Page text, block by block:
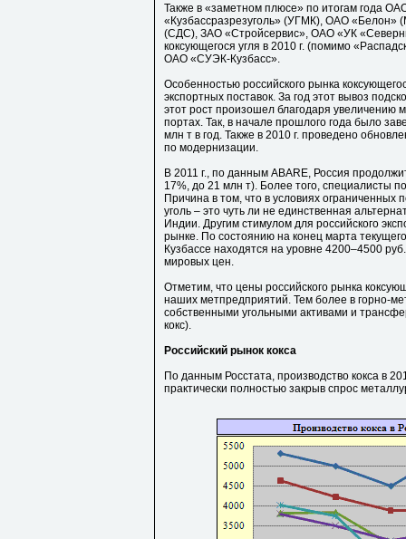
Также в «заметном плюсе» по итогам года
«Кузбассразрезуголь» (УГМК), ОАО
(СДС), ЗАО «Стройсервис», ОАО «УК
коксующегося угля в 2010 г. (помимо
ОАО «СУЭК-Кузбасс».
Особенностью российского рынка
экспортных поставок. За год этот вывоз
этот рост произошел благодаря увеличению
портах. Так, в начале прошлого года было
млн т в год. Также в 2010 г. проведено
по модернизации.
В 2011 г., по данным ABARE, Россия
17%, до 21 млн т). Более того, специалисты
Причина в том, что в условиях ограниченных
уголь – это чуть ли не единственная
Индии. Другим стимулом для российского
рынке. По состоянию на конец марта
Кузбассе находятся на уровне 4200–4500
мировых цен.
Отметим, что цены российского рынка
наших метпредприятий. Тем более в горно-
собственными угольными активами и
кокс).
Российский рынок кокса
По данным Росстата, производство кокса в
практически полностью закрыв спрос